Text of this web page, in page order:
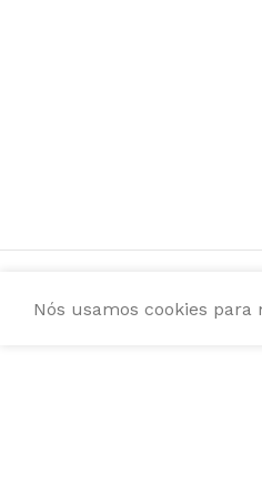
Nós usamos cookies